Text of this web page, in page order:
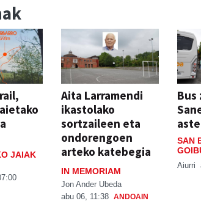
JAIAK
Aita Larramendi
ikastolako
sortzaileen eta
ondorengoen
arteko katebegia
IN MEMORIAM
Jon Ander Ubeda
abu 06, 11:38 ANDOAIN
Bus
SAN
Aiurri